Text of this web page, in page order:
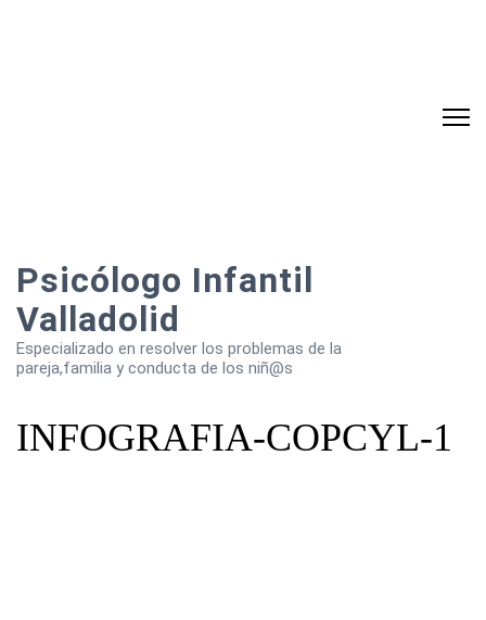
Psicólogo Infantil
Valladolid
Especializado en resolver los problemas de la
pareja,familia y conducta de los niñ@s
INFOGRAFIA-COPCYL-1